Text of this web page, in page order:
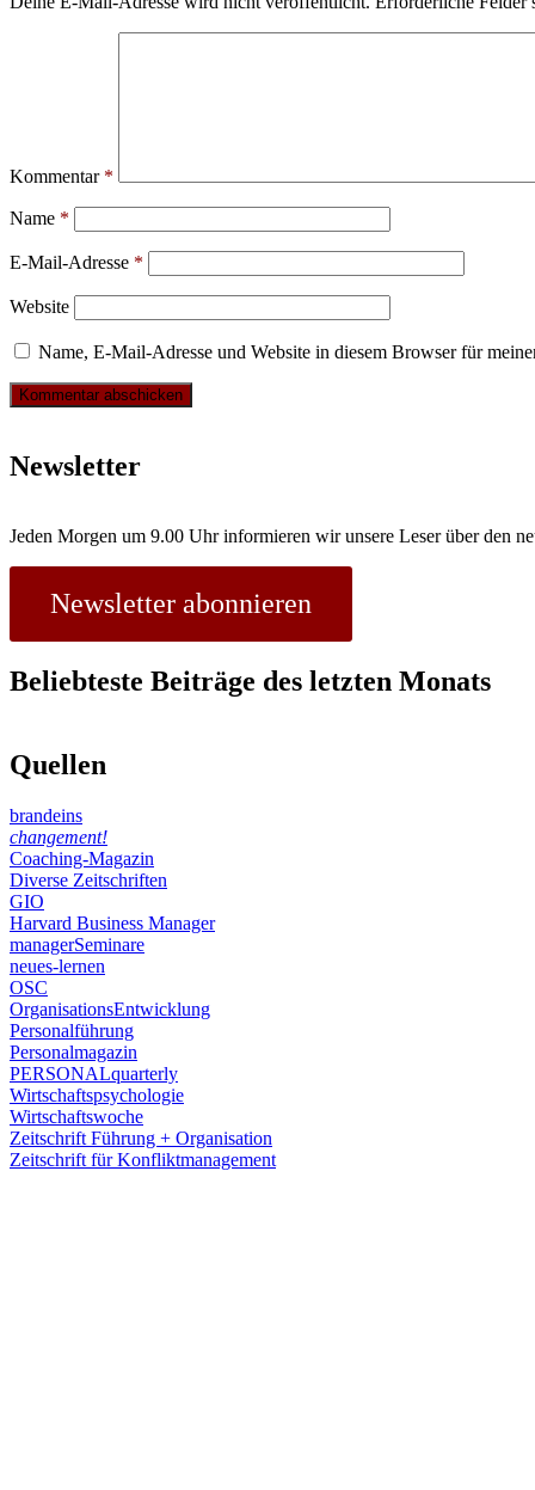
Kommentar *
Name *
E-Mail-Adresse *
Website
Name, E-Mail-Adresse und Website in diesem Browser für
Newsletter
Jeden Morgen um 9.00 Uhr informieren wir unsere Leser über den
Newsletter abonnieren
Beliebteste Beiträge des letzten Monats
Quellen
brandeins
changement!
Coaching-Magazin
Diverse Zeitschriften
GIO
Harvard Business Manager
managerSeminare
neues-lernen
OSC
OrganisationsEntwicklung
Personalführung
Personalmagazin
PERSONALquarterly
Wirtschaftspsychologie
Wirtschaftswoche
Zeitschrift Führung + Organisation
Zeitschrift für Konfliktmanagement